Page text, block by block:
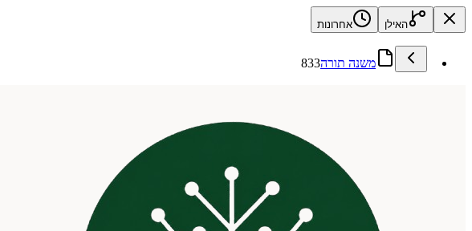
האילן אחרונות
משנה תורה833